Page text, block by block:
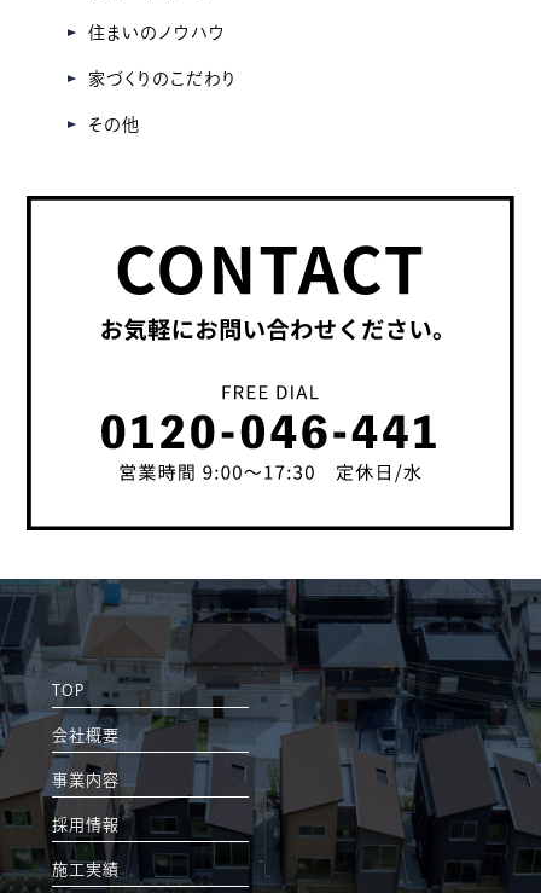
住まいのノウハウ
家づくりのこだわり
その他
TOP
会社概要
事業内容
採用情報
施工実績